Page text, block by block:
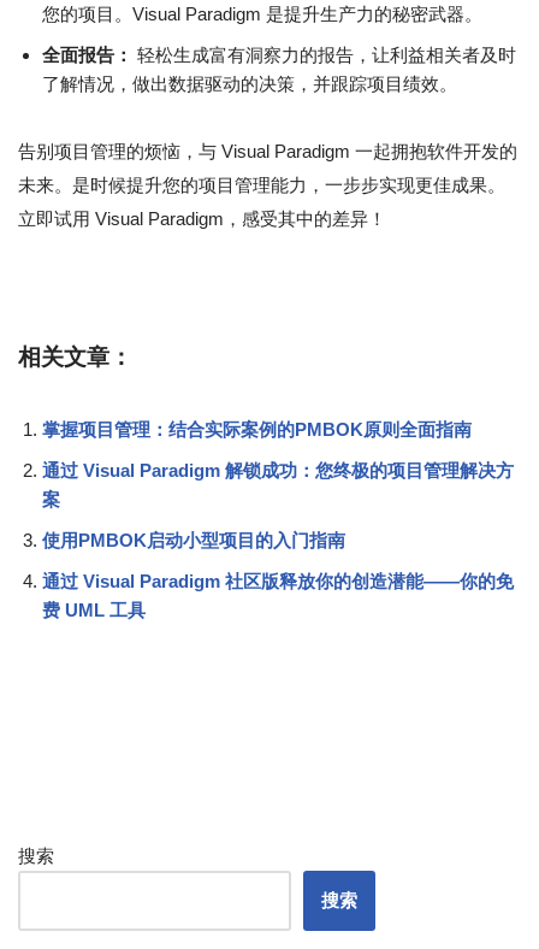
您的项目。Visual Paradigm 是提升生产力的秘密武器。
全面报告： 轻松生成富有洞察力的报告，让利益相关者及时
了解情况，做出数据驱动的决策，并跟踪项目绩效。
告别项目管理的烦恼，与 Visual Paradigm 一起拥抱软件开发的
未来。是时候提升您的项目管理能力，一步步实现更佳成果。
立即试用 Visual Paradigm，感受其中的差异！
相关文章：
掌握项目管理：结合实际案例的PMBOK原则全面指南
通过 Visual Paradigm 解锁成功：您终极的项目管理解决方
案
使用PMBOK启动小型项目的入门指南
通过 Visual Paradigm 社区版释放你的创造潜能——你的免
费 UML 工具
搜索
搜索